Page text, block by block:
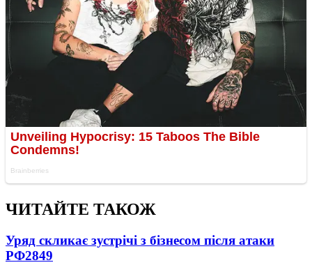
ЧИТАЙТЕ ТАКОЖ
Уряд скликає зустрічі з бізнесом після атаки
РФ2849